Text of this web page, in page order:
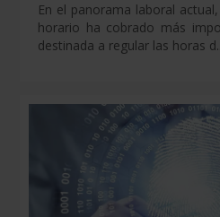
En el panorama laboral
horario ha cobrado más
destinada a regular las horas